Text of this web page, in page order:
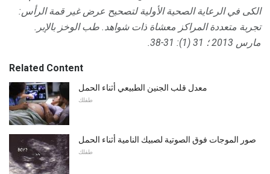
الكى في الرعاية الصحية الأولية لتصحيح عرض غير قمة الرأس:
تجربة متعددة المراكز معشاة ذات شواهد. طب الوخز بالإبر.
مارس 2013 ؛ 31 (1): 31-38.
Related Content
معدل قلب الجنين الطبيعي أثناء الحمل
طفلك
صور الموجات فوق الصوتية لصبيك النامية أثناء الحمل
طفلك